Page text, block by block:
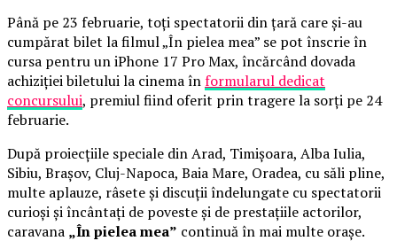
Până pe 23 februarie, toți spectatorii din țară care și-au
cumpărat bilet la filmul „În pielea mea” se pot înscrie în
cursa pentru un iPhone 17 Pro Max, încărcând dovada
achiziției biletului la cinema înformularul dedicat
concursului, premiul fiind oferit prin tragere la sorți pe 24
februarie.
După proiecțiile speciale din Arad, Timișoara, Alba Iulia,
Sibiu, Brașov, Cluj-Napoca, Baia Mare, Oradea, cu săli pline,
multe aplauze, râsete și discuții îndelungate cu spectatorii
curioși și încântați de poveste și de prestațiile actorilor,
caravana „În pielea mea” continuă în mai multe orașe.